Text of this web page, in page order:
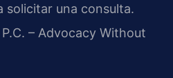
solicitar una consulta.
– Advocacy Without